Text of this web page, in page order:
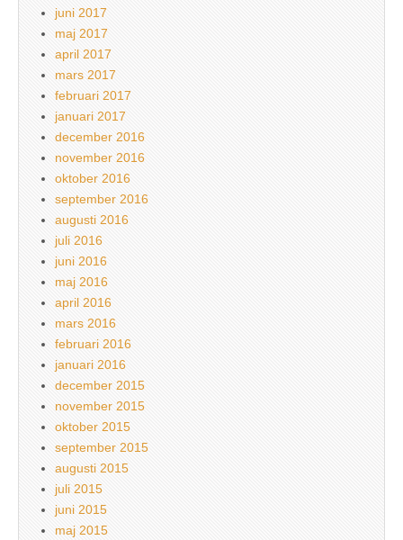
juni 2017
maj 2017
april 2017
mars 2017
februari 2017
januari 2017
december 2016
november 2016
oktober 2016
september 2016
augusti 2016
juli 2016
juni 2016
maj 2016
april 2016
mars 2016
februari 2016
januari 2016
december 2015
november 2015
oktober 2015
september 2015
augusti 2015
juli 2015
juni 2015
maj 2015